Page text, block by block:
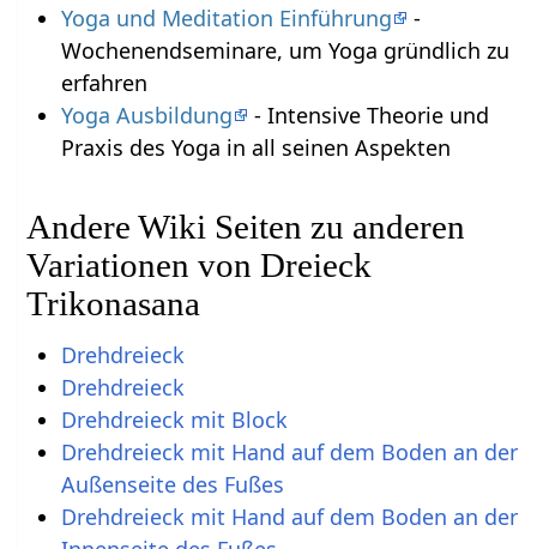
Yoga und Meditation Einführung
-
Wochenendseminare, um Yoga gründlich zu
erfahren
Yoga Ausbildung
- Intensive Theorie und
Praxis des Yoga in all seinen Aspekten
Andere Wiki Seiten zu anderen
Variationen von Dreieck
Trikonasana
Drehdreieck
Drehdreieck
Drehdreieck mit Block
Drehdreieck mit Hand auf dem Boden an der
Außenseite des Fußes
Drehdreieck mit Hand auf dem Boden an der